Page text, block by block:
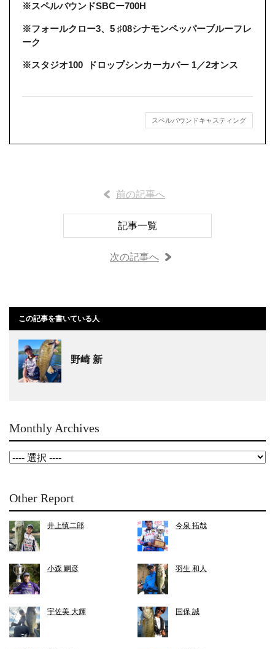
※スペルバウンドSBCー700H
※フォールクロー3、5 ♯08シナモンペッパーブルーフレ
ーク
※スタジオ100 ドロップシンカーカバー 1／2オンス
スペルバウンドキャスティング
前の記事へ
記事一覧
次の記事へ
この記事を書いている人
野崎 新
Monthly Archives
Other Report
井上慎二郎 今泉 拓哉
小森 嗣彦 羽生 和人
宇佐美 大輝 国保 誠